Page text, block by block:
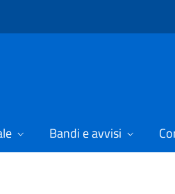
Bandi e avvisi